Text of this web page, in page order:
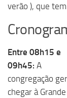
verão ), que
Entre 08h15 e
09h45: A
congregação
chegar à